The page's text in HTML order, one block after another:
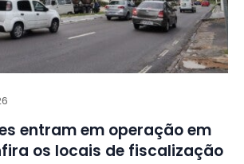
entram em operação em
os locais de fiscalização